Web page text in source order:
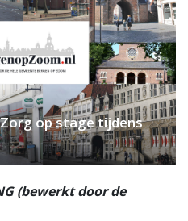
op stage tijdens
(bewerkt door de